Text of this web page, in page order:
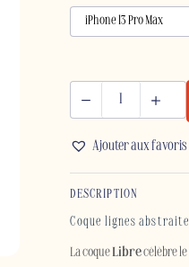
LIBRE
-
IPHONE
Ajouter aux favoris
DESCRIPTION
Coque lignes
La coqueLibrecélèbre